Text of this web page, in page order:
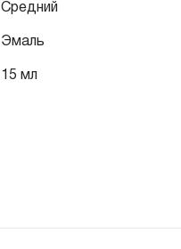
Средний
Эмаль
15 мл